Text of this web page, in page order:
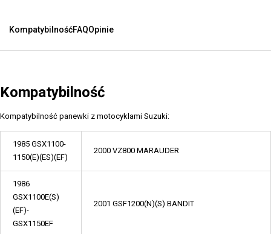
KompatybilnośćFAQOpinie
Kompatybilność
Kompatybilność panewki z motocyklami Suzuki:
1985 GSX1100-
1150(E)(ES)(EF)
2000 VZ800 MARAUDER
1986
GSX1100E(S)
(EF)-
GSX1150EF
2001 GSF1200(N)(S) BANDIT